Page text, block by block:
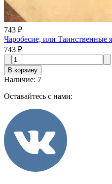
743 ₽
Чаробесие, или Таинственные
743 ₽
В корзину
Наличие: 7
Оставайтесь с нами: